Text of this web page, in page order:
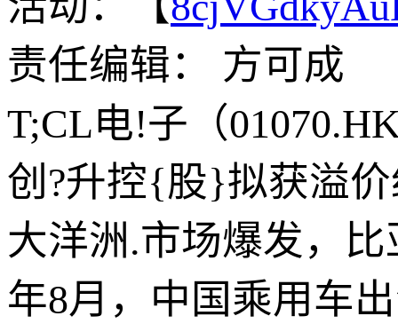
责任编辑： 方可成
T;CL电!子（
创?升控{股}拟获溢
大洋洲.市场爆发，比
年8月，中国乘用车